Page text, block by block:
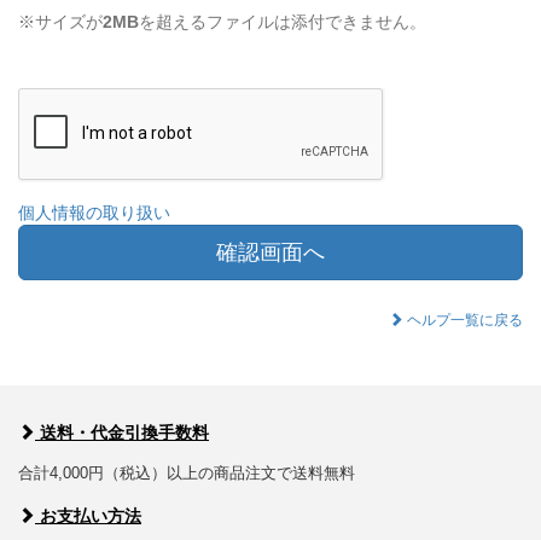
※サイズが2MBを超えるファイルは添付できません。
個人情報の取り扱い
確認画面へ
ヘルプ一覧に戻る
送料・代金引換手数料
合計4,000円（税込）以上の商品注文で送料無料
お支払い方法